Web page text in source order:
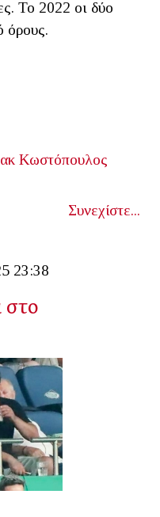
Το 2022 οι δύο
όρους.
Κωστόπουλος
Συνεχίστε...
23:38